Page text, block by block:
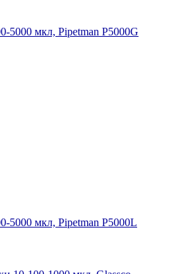
5000 мкл, Pipetman P5000G
5000 мкл, Pipetman P5000L